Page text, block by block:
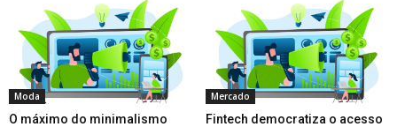
Moda
O máximo do minimalismo
Mercado
Fintech democratiza o acesso